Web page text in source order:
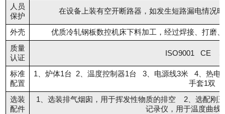
人员
保护
在设备上装有空开断路器，如发生短路漏电情况
外壳
优质冷轧钢板数控机床下料加工，经过焊接、打磨
质量
认证
ISO9001 CE
标准
配置
1、炉体1台 2、温度控制器1台 3、电源线3米 4、热
手套1双
选装
配件
1、选装排气烟囱，用于挥发性物质的排空 2、选配刚
记录仪，用于温度曲线